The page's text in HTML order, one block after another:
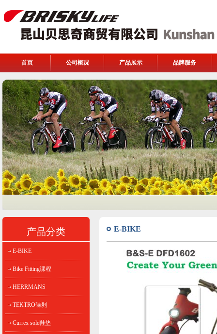
首页 公司概况 产品展示 品牌服务
产品分类
E-BIKE
Bike Fitting课程
HERRMANS
TEKTRO碟刹
Currex sole鞋垫
E-BIKE